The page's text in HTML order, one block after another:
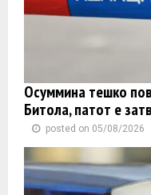
Осуммина тешко
Битола, патот е
posted on 05/08/2026